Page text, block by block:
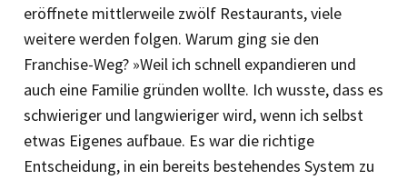
eröffnete mittlerweile zwölf Restaurants, viele
weitere werden folgen. Warum ging sie den
Franchise-Weg? »Weil ich schnell expandieren und
auch eine Familie gründen wollte. Ich wusste, dass es
schwieriger und langwieriger wird, wenn ich selbst
etwas Eigenes aufbaue. Es war die richtige
Entscheidung, in ein bereits bestehendes System zu